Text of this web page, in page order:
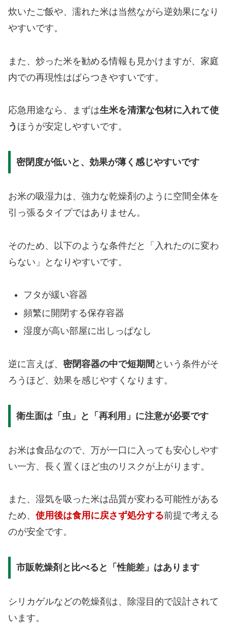
炊いたご飯や、濡れた米は当然ながら逆効果になり
やすいです。
また、炒った米を勧める情報も見かけますが、家庭
内での再現性はばらつきやすいです。
応急用途なら、まずは生米を清潔な包材に入れて使
う ほうが安定しやすいです。
密閉度が低いと、効果が薄く感じやすいです
お米の吸湿力は、強力な乾燥剤のように空間全体を
引っ張るタイプではありません。
そのため、以下のような条件だと「入れたのに変わ
らない」となりやすいです。
フタが緩い容器
頻繁に開閉する保存容器
湿度が高い部屋に出しっぱなし
逆に言えば、 密閉容器の中で短期間 という条件がそ
ろうほど、効果を感じやすくなります。
衛生面は「虫」と「再利用」に注意が必要です
お米は食品なので、万が一口に入っても安心しやす
い一方、長く置くほど虫のリスクが上がります。
また、湿気を吸った米は品質が変わる可能性がある
ため、 使用後は食用に戻さず処分する前提で考える
のが安全です。
市販乾燥剤と比べると「性能差」はあります
シリカゲルなどの乾燥剤は、除湿目的で設計されて
います。